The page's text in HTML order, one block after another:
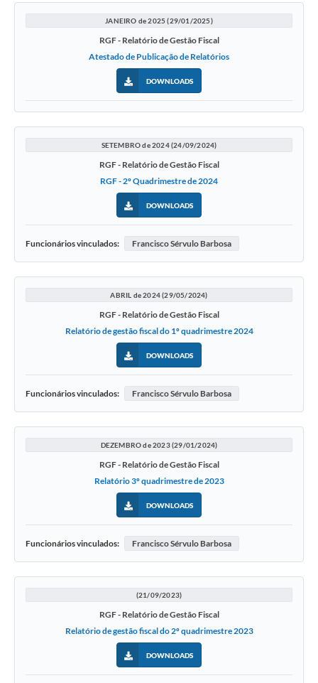
JANEIRO de 2025 (29/01/2025)
RGF - Relatório de Gestão Fiscal
Atestado de Publicação de Relatórios
DOWNLOADS
SETEMBRO de 2024 (24/09/2024)
RGF - Relatório de Gestão Fiscal
RGF - 2º Quadrimestre de 2024
DOWNLOADS
Funcionários vinculados: Francisco Sérvulo Barbosa
ABRIL de 2024 (29/05/2024)
RGF - Relatório de Gestão Fiscal
Relatório de gestão fiscal do 1º quadrimestre 2024
DOWNLOADS
Funcionários vinculados: Francisco Sérvulo Barbosa
DEZEMBRO de 2023 (29/01/2024)
RGF - Relatório de Gestão Fiscal
Relatório 3º quadrimestre de 2023
DOWNLOADS
Funcionários vinculados: Francisco Sérvulo Barbosa
(21/09/2023)
RGF - Relatório de Gestão Fiscal
Relatório de gestão fiscal do 2º quadrimestre 2023
DOWNLOADS